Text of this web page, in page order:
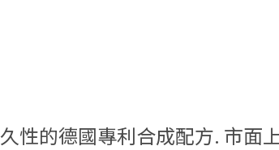
性的德國專利合成配方. 市面